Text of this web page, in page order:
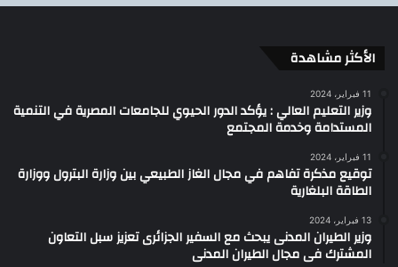
الأكثر مشاهدة
11 فبراير، 2024
وزير التعليم العالي : يؤكد الدور الحيوي للجامعات المصرية في التنمية
المستدامة وخدمة المجتمع
11 فبراير، 2024
توقيع مذكرة تفاهم في مجال الغاز الطبيعي بين وزارة البترول ووزارة
الطاقة البلغارية
13 فبراير، 2024
وزير الطيران المدنى يبحث مع السفير الجزائرى تعزيز سبل التعاون
المشترك فى مجال الطيران المدنى